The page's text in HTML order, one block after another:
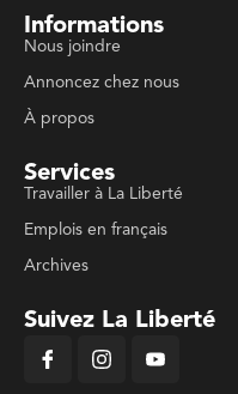
Informations
Nous joindre
Annoncez chez nous
À propos
Services
Travailler à La Liberté
Emplois en français
Archives
Suivez La Liberté